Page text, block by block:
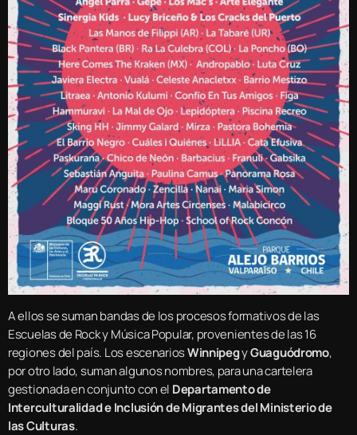
A ellos se suman bandas de los procesos formativos de las
Escuelas de Rock y Música Popular, provenientes de las 16
regiones del país. Los escenariosWinnipegyGuaguódromo,
por otro lado, suman algunos nombres, para una cartelera
gestionada en conjunto con el Departamento de
Interculturalidad e Inclusión de Migrantes del Ministerio de
las Culturas.